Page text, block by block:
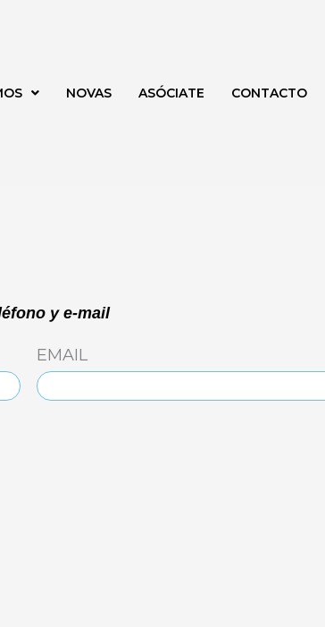
NOVAS ASÓCIATE CONTACTO
y e-mail
EMAIL